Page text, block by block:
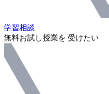
学習相談
無料お試し授業を 受けたい